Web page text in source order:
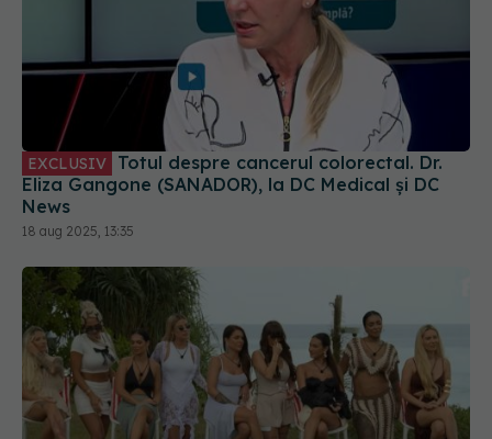
EXCLUSIV
Eliza Gangone (SANADOR), la DC Medical și DC
News
18 aug 2025, 13:35